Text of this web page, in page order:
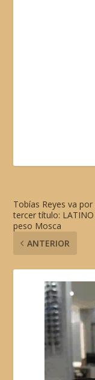
Tobías Reyes va por
tercer título: LATINO
peso Mosca
ANTERIOR